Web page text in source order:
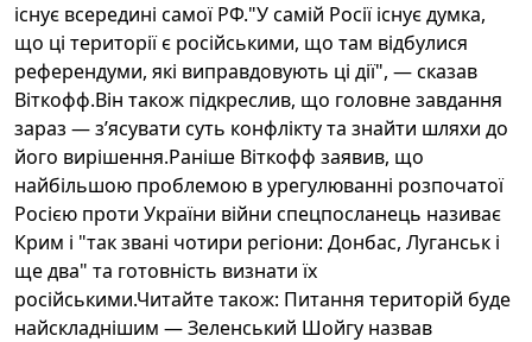
існує всередині самої РФ."У самій Росії існує думка,
що ці території є російськими, що там відбулися
референдуми, які виправдовують ці дії", — сказав
Віткофф.Він також підкреслив, що головне завдання
зараз — з’ясувати суть конфлікту та знайти шляхи до
його вирішення.Раніше Віткофф заявив, що
найбільшою проблемою в урегулюванні розпочатої
Росією проти України війни спецпосланець називає
Крим і "так звані чотири регіони: Донбас, Луганськ і
ще два" та готовність визнати їх
російськими.Читайте також: Питання територій буде
найскладнішим — Зеленський Шойгу назвав